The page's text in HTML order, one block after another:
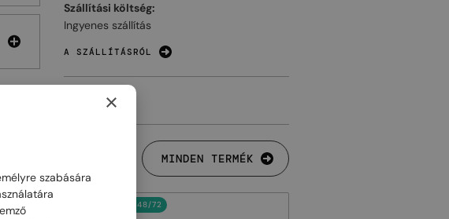
Szállítási költség:
Ingyenes szállítás
A SZÁLLÍTÁSRÓL
MINDEN TERMÉK
48/72
×
szabására